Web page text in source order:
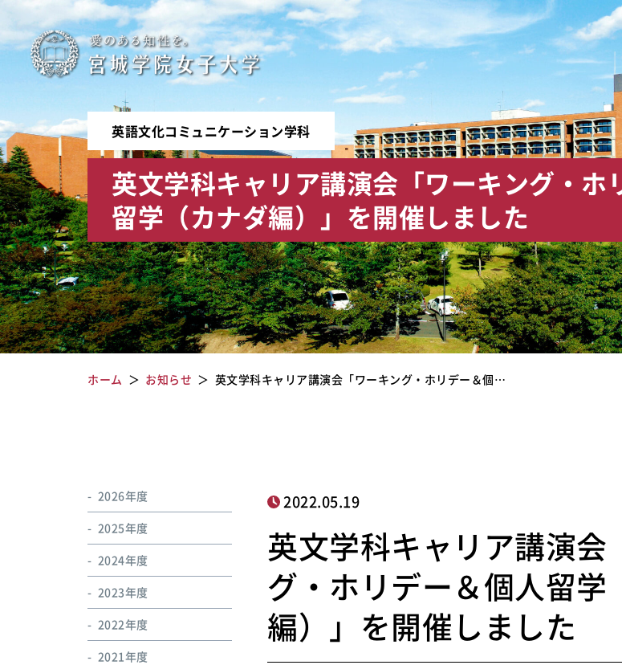
宮
城
学
院
女
子
大
学
英語文化コミュニケーション学科
英文学科キャリア講演会「ワーキング・ホ
留学（カナダ編）」を開催しました
ホーム お知らせ 英文学科キャリア講演会「ワーキング・ホリデー＆個…
2022.05.19
英文学科キャリア講演会
グ・ホリデー＆個人留学
編）」を開催しました
2026年度
2025年度
2024年度
2023年度
2022年度
2021年度